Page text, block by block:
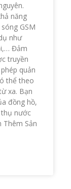
năng
GSM
như
Đảm
truyền
quản
thể theo
xa. Bạn
đồng hồ,
thụ nước
Thêm Sản